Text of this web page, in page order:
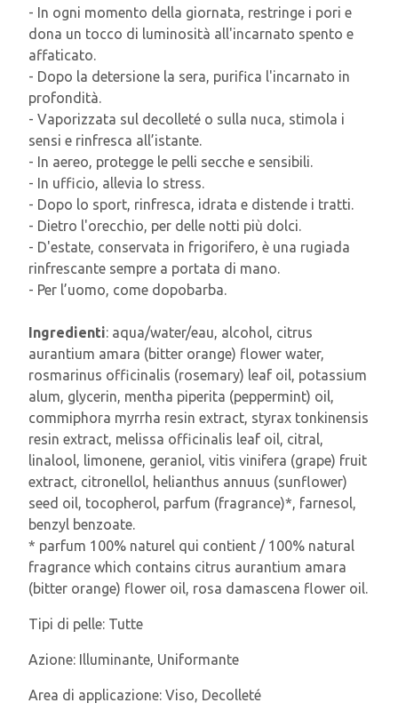
- In ogni momento della giornata, restringe i pori e
dona un tocco di luminosità all'incarnato spento e
affaticato.
- Dopo la detersione la sera, purifica l'incarnato in
profondità.
- Vaporizzata sul decolleté o sulla nuca, stimola i
sensi e rinfresca all’istante.
- In aereo, protegge le pelli secche e sensibili.
- In ufficio, allevia lo stress.
- Dopo lo sport, rinfresca, idrata e distende i tratti.
- Dietro l'orecchio, per delle notti più dolci.
- D'estate, conservata in frigorifero, è una rugiada
rinfrescante sempre a portata di mano.
- Per l’uomo, come dopobarba.
Ingredienti: aqua/water/eau, alcohol, citrus
aurantium amara (bitter orange) flower water,
rosmarinus officinalis (rosemary) leaf oil, potassium
alum, glycerin, mentha piperita (peppermint) oil,
commiphora myrrha resin extract, styrax tonkinensis
resin extract, melissa officinalis leaf oil, citral,
linalool, limonene, geraniol, vitis vinifera (grape) fruit
extract, citronellol, helianthus annuus (sunflower)
seed oil, tocopherol, parfum (fragrance)*, farnesol,
benzyl benzoate.
* parfum 100% naturel qui contient / 100% natural
fragrance which contains citrus aurantium amara
(bitter orange) flower oil, rosa damascena flower oil.
Tipi di pelle: Tutte
Azione: Illuminante, Uniformante
Area di applicazione: Viso, Decolleté